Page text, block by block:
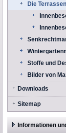
Die
Stoffe und
Bilder von
Downloads
Sitemap
Informationen